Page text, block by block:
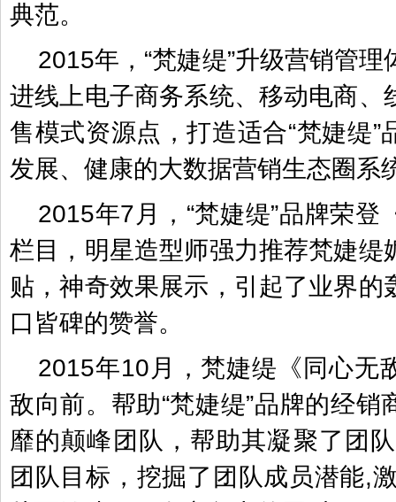
典范。
2015年，“梵婕缇”升级营销管
进线上电子商务系统、移动电商、
售模式资源点，打造适合“梵婕缇”
发展、健康的大数据营销生态圈系
2015年7月，“梵婕缇”品牌荣登
栏目，明星造型师强力推荐梵婕缇
贴，神奇效果展示，引起了业界的
口皆碑的赞誉。
2015年10月，梵婕缇《同心无
敌向前。帮助“梵婕缇”品牌的经销
靡的颠峰团队，帮助其凝聚了团
团队目标，挖掘了团队成员潜能,